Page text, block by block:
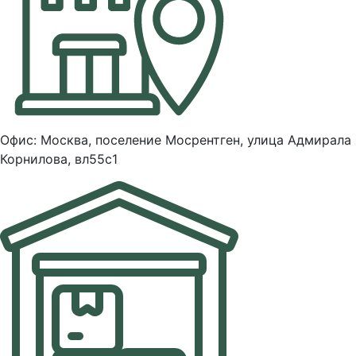
Офис: Москва, поселение Мосрентген, улица Адмирала
Корнилова, вл55с1